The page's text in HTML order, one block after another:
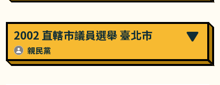
2002 直轄市議員選舉 臺北市
親民黨